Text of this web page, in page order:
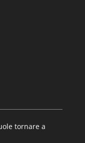
tornare a